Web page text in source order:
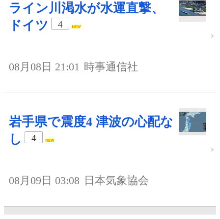
ライン川渇水が水運直撃、
ドイツ
4
08月08日 21:01 時事通信社
岩手県で震度4 津波の心配な
し
4
08月09日 03:08 日本気象協会